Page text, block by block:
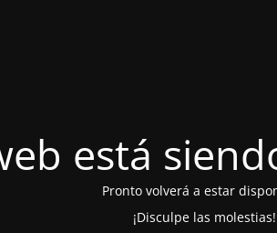
está
Pronto volverá a estar
¡Disculpe las molestias!